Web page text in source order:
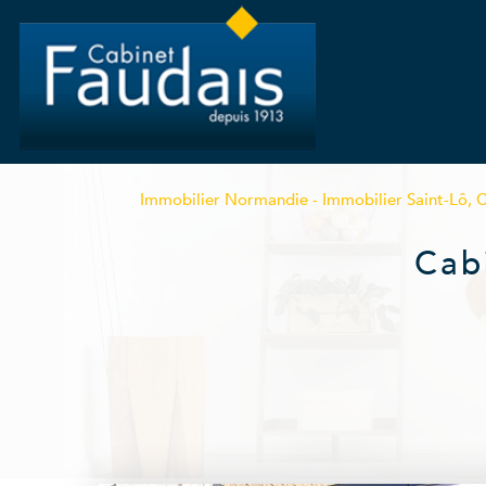
Immobilier Normandie - Immobilier Saint-Lô,